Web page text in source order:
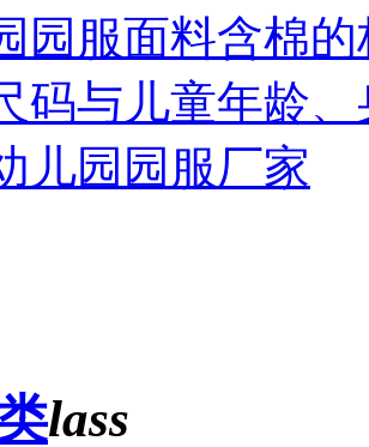
园服面料含棉
码与儿童年龄
儿园园服厂家
lass